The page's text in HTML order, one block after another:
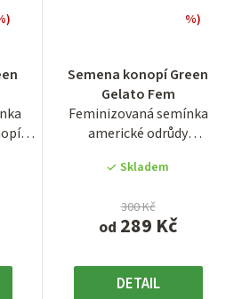
Semena konopí Green
Gelato Fem
Feminizovaná semínka
americké odrůdy
Odrůda...
hodnocení
produktu
je
3,9
z
hvězdiček.
Skladem
od 289 Kč
300 Kč
%)
DETAIL